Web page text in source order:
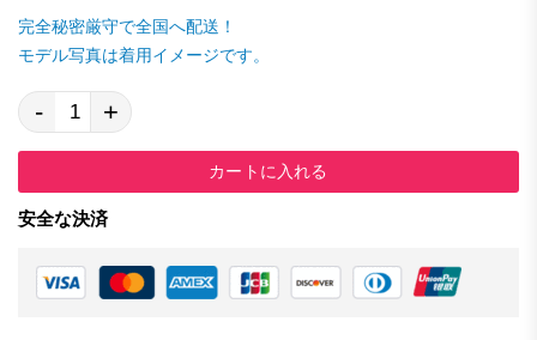
完全秘密厳守で全国へ配送！
モデル写真は着用イメージです。
- +
カートに入れる
安全な決済